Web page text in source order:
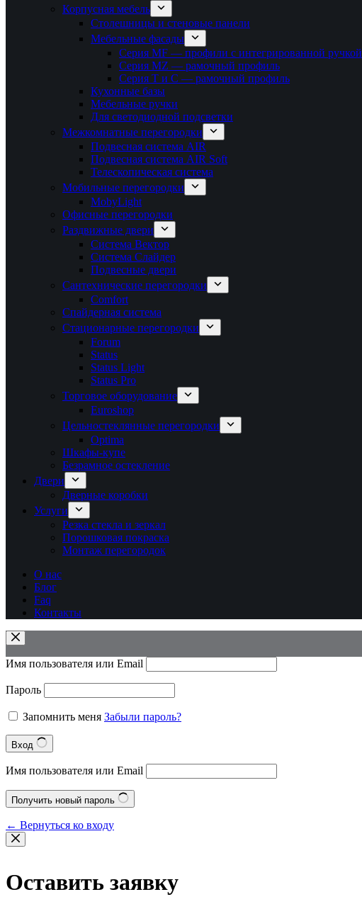
Корпусная мебель
Столешницы и стеновые панели
Мебельные фасады
Серия MF — профили с интегрированной ручкой
Серия MZ — рамочный профиль
Серия T и C — рамочный профиль
Кухонные базы
Мебельные ручки
Для светодиодной подсветки
Межкомнатные перегородки
Подвесная система AIR
Подвесная система AIR Soft
Телескопическая система
Мобильные перегородки
MobyLight
Офисные перегородки
Раздвижные двери
Система Вектор
Система Слайдер
Подвесные двери
Сантехнические перегородки
Comfort
Спайдерная система
Стационарные перегородки
Forum
Status
Status Light
Status Pro
Торговое оборудование
Euroshop
Цельностеклянные перегородки
Optima
Шкафы-купе
Безрамное остекление
Двери
Дверные коробки
Услуги
Резка стекла и зеркал
Порошковая покраска
Монтаж перегородок
О нас
Блог
Faq
Контакты
Имя пользователя или Email
Пароль
Запомнить меня Забыли пароль?
Вход
Имя пользователя или Email
Получить новый пароль
← Вернуться ко входу
Оставить заявку